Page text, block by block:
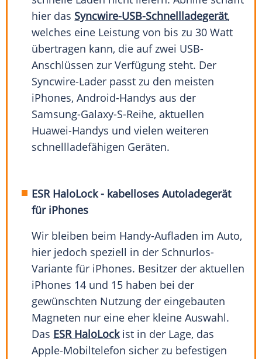
hier das Syncwire-USB-Schnellladegerät,
welches eine Leistung von bis zu 30 Watt
übertragen kann, die auf zwei USB-
Anschlüssen zur Verfügung steht. Der
Syncwire-Lader passt zu den meisten
iPhones, Android-Handys aus der
Samsung-Galaxy-S-Reihe, aktuellen
Huawei-Handys und vielen weiteren
schnellladefähigen Geräten.
ESR HaloLock - kabelloses Autoladegerät
für iPhones
Wir bleiben beim Handy-Aufladen im Auto,
hier jedoch speziell in der Schnurlos-
Variante für iPhones. Besitzer der aktuellen
iPhones 14 und 15 haben bei der
gewünschten Nutzung der eingebauten
Magneten nur eine eher kleine Auswahl.
Das ESR HaloLockist in der Lage, das
Apple-Mobiltelefon sicher zu befestigen